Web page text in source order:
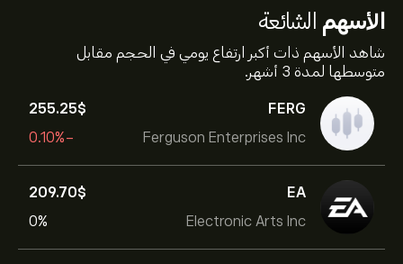
الأسهم الشائعة
شاهد الأسهم ذات أكبر ارتفاع يومي في الحجم مقابل
متوسطها لمدة 3 أشهر.
FERG
Ferguson Enterprises Inc
255.25‎$‎
-0.10%
EA
Electronic Arts Inc
209.70‎$‎
0%